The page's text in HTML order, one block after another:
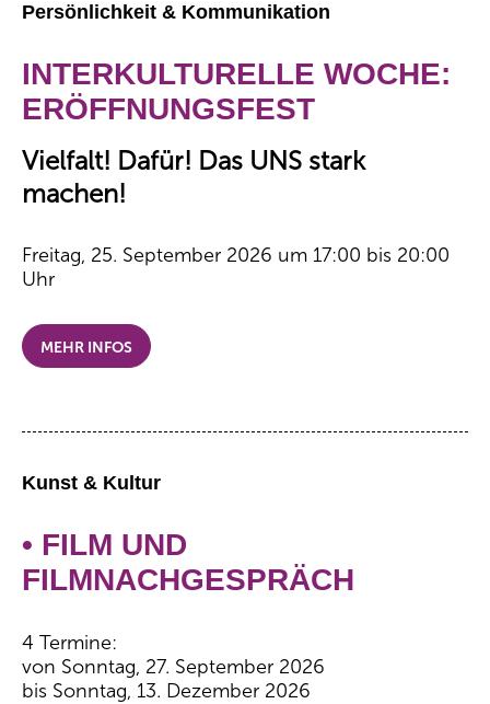
Persönlichkeit & Kommunikation
INTERKULTURELLE WOCHE:
ERÖFFNUNGSFEST
Vielfalt! Dafür! Das UNS stark
machen!
Freitag, 25. September 2026 um 17:00 bis 20:00
Uhr
MEHR INFOS
Kunst & Kultur
• FILM UND
FILMNACHGESPRÄCH
4 Termine:
von Sonntag, 27. September 2026
bis Sonntag, 13. Dezember 2026